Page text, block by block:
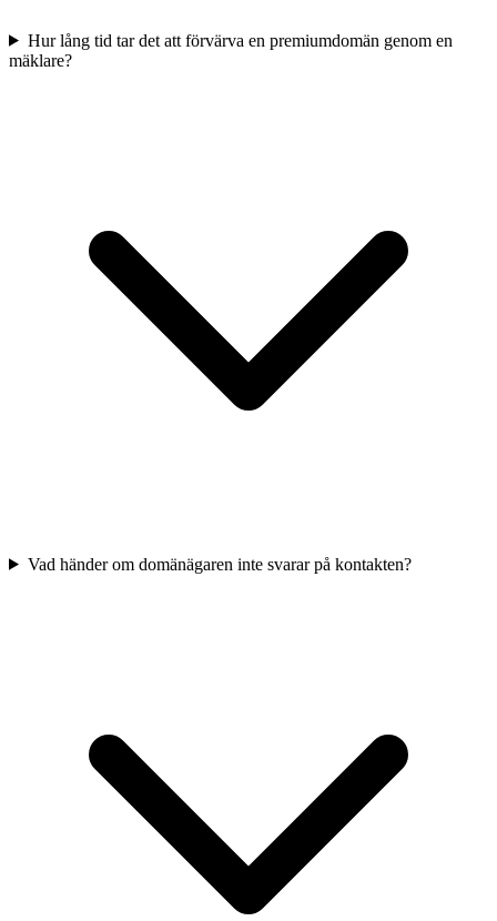
Hur lång tid tar det att förvärva en premiumdomän genom en
mäklare?
Vad händer om domänägaren inte svarar på kontakten?